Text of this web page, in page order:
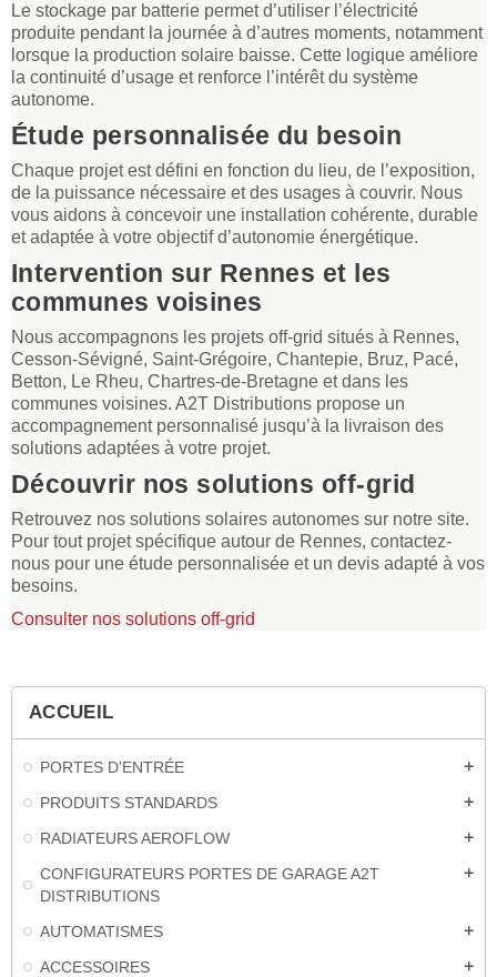
ACCUEIL
PORTES D'ENTRÉE add
PRODUITS STANDARDS add
RADIATEURS AEROFLOW add
CONFIGURATEURS PORTES DE GARAGE A2T
DISTRIBUTIONS
add
AUTOMATISMES add
ACCESSOIRES add
Le stockage par batterie permet d’utiliser l’électricité
produite pendant la journée à d’autres moments, notamment
lorsque la production solaire baisse. Cette logique améliore
la continuité d’usage et renforce l’intérêt du système
autonome.
Étude personnalisée du besoin
Chaque projet est défini en fonction du lieu, de l’exposition,
de la puissance nécessaire et des usages à couvrir. Nous
vous aidons à concevoir une installation cohérente, durable
et adaptée à votre objectif d’autonomie énergétique.
Intervention sur Rennes et les
communes voisines
Nous accompagnons les projets off-grid situés à Rennes,
Cesson-Sévigné, Saint-Grégoire, Chantepie, Bruz, Pacé,
Betton, Le Rheu, Chartres-de-Bretagne et dans les
communes voisines. A2T Distributions propose un
accompagnement personnalisé jusqu’à la livraison des
solutions adaptées à votre projet.
Découvrir nos solutions off-grid
Retrouvez nos solutions solaires autonomes sur notre site.
Pour tout projet spécifique autour de Rennes, contactez-
nous pour une étude personnalisée et un devis adapté à vos
besoins.
Consulter nos solutions off-grid